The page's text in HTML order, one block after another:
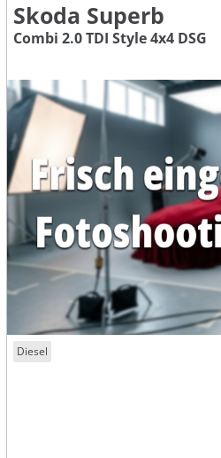
Skoda Superb
Combi 2.0 TDI Style 4x4 DSG
Diesel